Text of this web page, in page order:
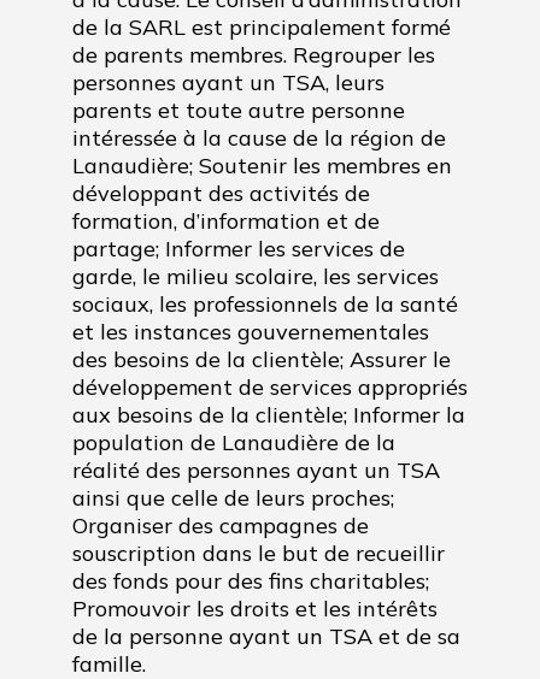
de la SARL est principalement formé
de parents membres. Regrouper les
personnes ayant un TSA, leurs
parents et toute autre personne
intéressée à la cause de la région de
Lanaudière; Soutenir les membres en
développant des activités de
formation, d’information et de
partage; Informer les services de
garde, le milieu scolaire, les services
sociaux, les professionnels de la santé
et les instances gouvernementales
des besoins de la clientèle; Assurer le
développement de services appropriés
aux besoins de la clientèle; Informer la
population de Lanaudière de la
réalité des personnes ayant un TSA
ainsi que celle de leurs proches;
Organiser des campagnes de
souscription dans le but de recueillir
des fonds pour des fins charitables;
Promouvoir les droits et les intérêts
de la personne ayant un TSA et de sa
famille.